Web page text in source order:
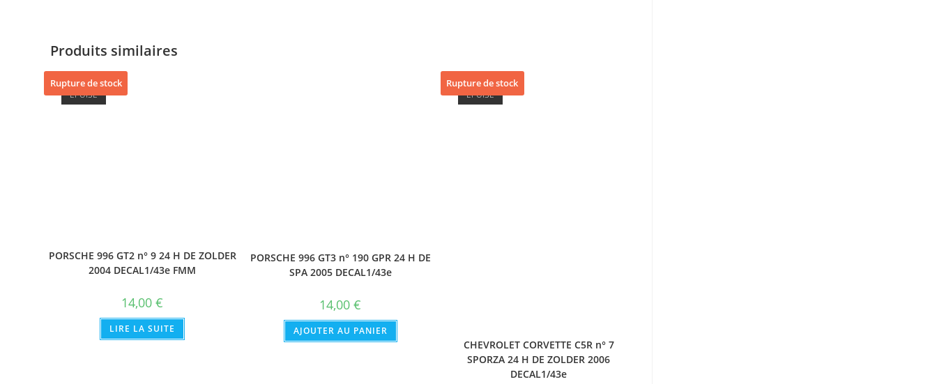
Produits similaires
Rupture de stock
ÉPUISÉ
PORSCHE 996 GT2 n° 9 24 H DE ZOLDER
2004 DECAL1/43e FMM
14,00€
LIRE LA SUITE
PORSCHE 996 GT3 n° 190 GPR 24 H DE
SPA 2005 DECAL1/43e
14,00€
AJOUTER AU PANIER
Rupture de stock
ÉPUISÉ
CHEVROLET CORVETTE C5R n° 7
SPORZA 24 H DE ZOLDER 2006
DECAL1/43e